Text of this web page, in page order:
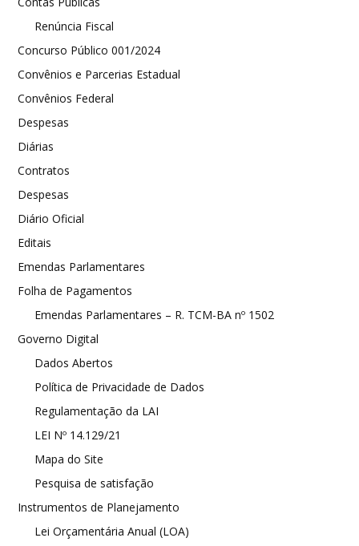
Renúncia Fiscal
Concurso Público 001/2024
Convênios e Parcerias Estadual
Convênios Federal
Despesas
Diárias
Contratos
Despesas
Diário Oficial
Editais
Emendas Parlamentares
Folha de Pagamentos
Emendas Parlamentares – R. TCM-BA nº 1502
Governo Digital
Dados Abertos
Política de Privacidade de Dados
Regulamentação da LAI
LEI Nº 14.129/21
Mapa do Site
Pesquisa de satisfação
Instrumentos de Planejamento
Lei Orçamentária Anual (LOA)